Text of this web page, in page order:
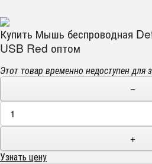
Купить Мышь беспроводная
USB Red оптом
Этот товар временно недоступен для
−
+
Узнать цену